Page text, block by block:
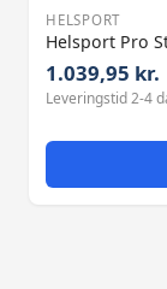
HELSPORT
Helsport Pro
1.039,95 kr.
Leveringstid 2-4